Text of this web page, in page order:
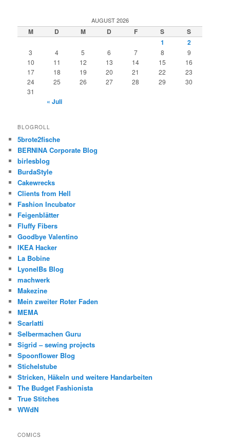
AUGUST 2026
M D M D F S
S
1
2
3 4 5 6 7 8
9
10
11 12 13 14 15
16
17
18 19 20 21 22
23
24
25 26 27 28 29
30
31
« Juli
BLOGROLL
5brote2fische
BERNINA Corporate Blog
birlesblog
BurdaStyle
Cakewrecks
Clients from Hell
Fashion Incubator
Feigenblätter
Fluffy Fibers
Goodbye Valentino
IKEA Hacker
La Bobine
LyonelBs Blog
machwerk
Makezine
Mein zweiter Roter Faden
MEMA
Scarlatti
Selbermachen Guru
Sigrid – sewing projects
Spoonflower Blog
Stichelstube
Stricken, Häkeln und weitere Handarbeiten
The Budget Fashionista
True Stitches
WWdN
COMICS